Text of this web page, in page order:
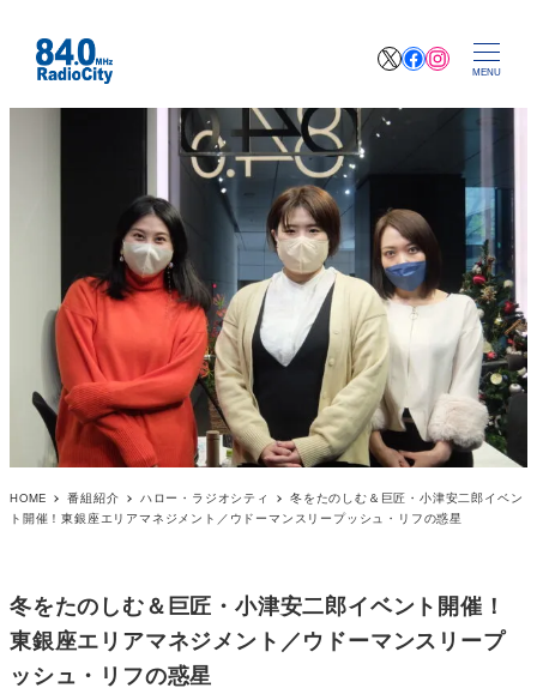
XFacebook
MENU
HOME 番組紹介 ハロー・ラジオシティ
冬をたのしむ＆巨匠・小津安二郎イベン
ト開催！東銀座エリアマネジメント／ウドーマンスリープッシュ・リフの惑星
冬をたのしむ＆巨匠・小津安二郎イベント開催！
東銀座エリアマネジメント／ウドーマンスリープ
ッシュ・リフの惑星